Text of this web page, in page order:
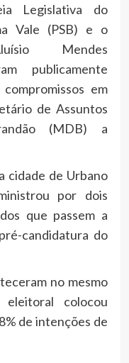
Legislativa do
Vale (PSB) e o
Mendes
publicamente
em
de Assuntos
(MDB) a
cidade de Urbano
por dois
que passem a
candidatura do
no mesmo
colocou
de intenções de